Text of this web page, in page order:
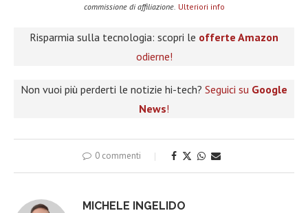
commissione di affiliazione. Ulteriori info
Risparmia sulla tecnologia: scopri le offerte Amazon
odierne!
Non vuoi più perderti le notizie hi-tech? Seguici su Google
News!
0 commenti
MICHELE INGELIDO